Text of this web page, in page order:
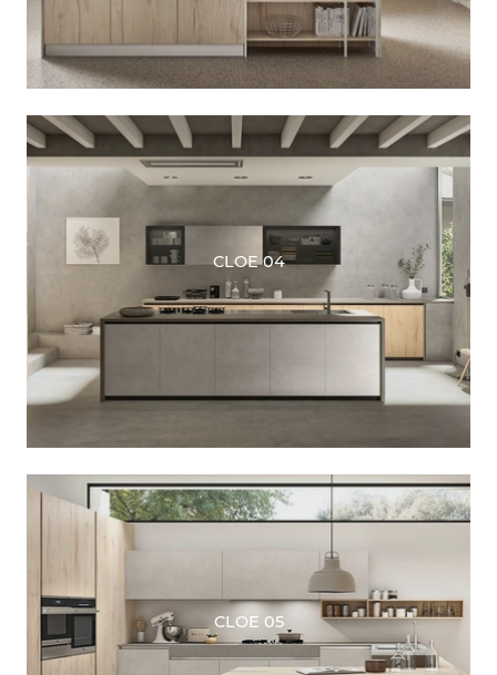
CLOE 04
CLOE 05